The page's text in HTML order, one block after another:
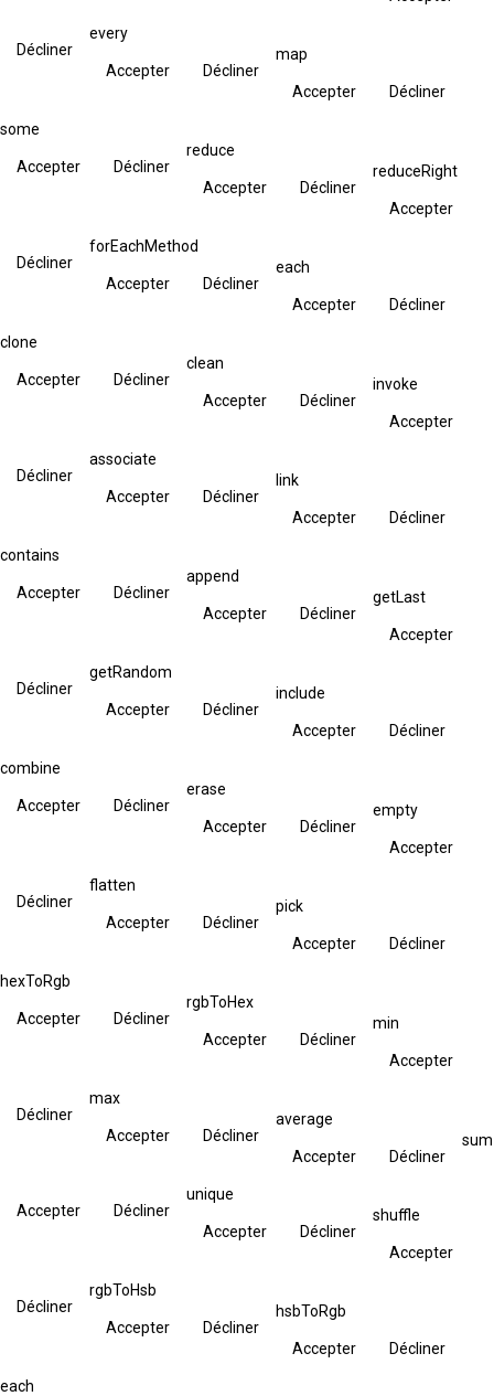
Décliner
every
Accepter Décliner
map
Accepter Décliner
some
Accepter Décliner
reduce
Accepter Décliner
reduceRight
Accepter
Décliner
forEachMethod
Accepter Décliner
each
Accepter Décliner
clone
Accepter Décliner
clean
Accepter Décliner
invoke
Accepter
Décliner
associate
Accepter Décliner
link
Accepter Décliner
contains
Accepter Décliner
append
Accepter Décliner
getLast
Accepter
Décliner
getRandom
Accepter Décliner
include
Accepter Décliner
combine
Accepter Décliner
erase
Accepter Décliner
empty
Accepter
Décliner
flatten
Accepter Décliner
pick
Accepter Décliner
hexToRgb
Accepter Décliner
rgbToHex
Accepter Décliner
min
Accepter
Décliner
max
Accepter Décliner
average
Accepter Décliner
sum
Accepter Décliner
unique
Accepter Décliner
shuffle
Accepter
Décliner
rgbToHsb
Accepter Décliner
hsbToRgb
Accepter Décliner
each